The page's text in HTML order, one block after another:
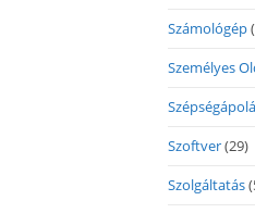
Számológép
Személyes
Szoftver(29)
Szolgáltatás